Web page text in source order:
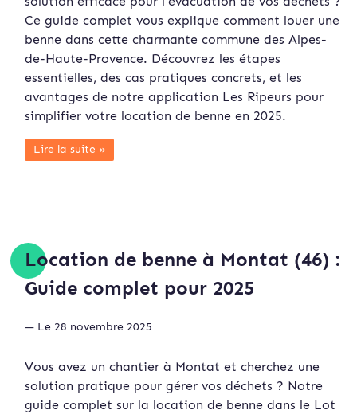
Ce guide complet vous explique comment louer une
benne dans cette charmante commune des Alpes-
de-Haute-Provence. Découvrez les étapes
essentielles, des cas pratiques concrets, et les
avantages de notre application Les Ripeurs pour
simplifier votre location de benne en 2025.
Lire la suite »
Location de benne à Montat (46) :
Guide complet pour 2025
— Le 28 novembre 2025
Vous avez un chantier à Montat et cherchez une
solution pratique pour gérer vos déchets ? Notre
guide complet sur la location de benne dans le Lot